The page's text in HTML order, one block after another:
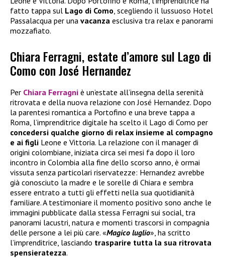
fatto tappa sul Lago di Como, scegliendo il lussuoso Hotel
Passalacqua per una vacanza esclusiva tra relax e panorami
mozzafiato.
Chiara Ferragni, estate d’amore sul Lago di
Como con José Hernandez
Per Chiara Ferragni è un’estate all’insegna della serenità
ritrovata e della nuova relazione con José Hernandez. Dopo
la parentesi romantica a Portofino e una breve tappa a
Roma, l’imprenditrice digitale ha scelto il Lago di Como per
concedersi qualche giorno di relax insieme al compagno
e ai figli Leone e Vittoria. La relazione con il manager di
origini colombiane, iniziata circa sei mesi fa dopo il loro
incontro in Colombia alla fine dello scorso anno, è ormai
vissuta senza particolari riservatezze: Hernandez avrebbe
già conosciuto la madre e le sorelle di Chiara e sembra
essere entrato a tutti gli effetti nella sua quotidianità
familiare. A testimoniare il momento positivo sono anche le
immagini pubblicate dalla stessa Ferragni sui social, tra
panorami lacustri, natura e momenti trascorsi in compagnia
delle persone a lei più care. «Magico luglio», ha scritto
l’imprenditrice, lasciando trasparire tutta la sua ritrovata
spensieratezza.